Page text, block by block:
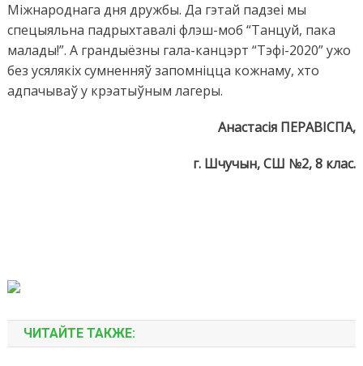
Міжнароднага дня дружбы. Да гэтай падзеі мы
спецыяльна падрыхтавалі флэш-моб “Танцуй, пака
малады!”. А грандыёзны гала-канцэрт “Тэфі-2020” ужо
без усялякіх сумненняў запомніцца кожнаму, хто
адпачываў у крэатыўным лагеры.
Анастасія ПЕРАВІСПА,
г. Шчучын, СШ №2, 8 клас.
ЧИТАЙТЕ ТАКЖЕ: